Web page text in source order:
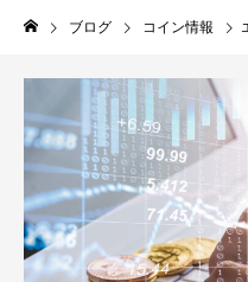
ブログ コイン情報